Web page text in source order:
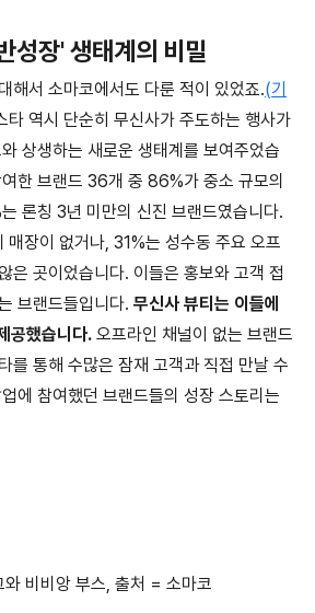
성장' 생태계의 비밀
해서 소마코에서도 다룬 적이 있었죠.(기
타 역시 단순히 무신사가 주도하는 행사가
상생하는 새로운 생태계를 보여주었습
한 브랜드 36개 중 86%가 중소 규모의
론칭 3년 미만의 신진 브랜드였습니다.
매장이 없거나, 31%는 성수동 주요 오프
은 곳이었습니다. 이들은 홍보와 고객 접
브랜드들입니다. 무신사 뷰티는 이들에
공했습니다. 오프라인 채널이 없는 브랜드
를 통해 수많은 잠재 고객과 직접 만날 수
에 참여했던 브랜드들의 성장 스토리는
와 비비앙 부스, 출처 = 소마코